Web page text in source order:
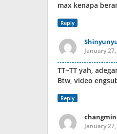
max kenapa
Reply
January
TT~TT yah,
Btw, video
Reply
January